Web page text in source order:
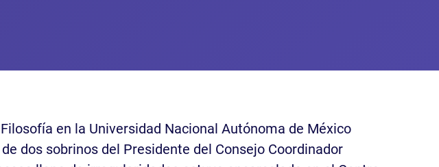
en la Universidad Nacional Autónoma de México
dos sobrinos del Presidente del Consejo Coordinador